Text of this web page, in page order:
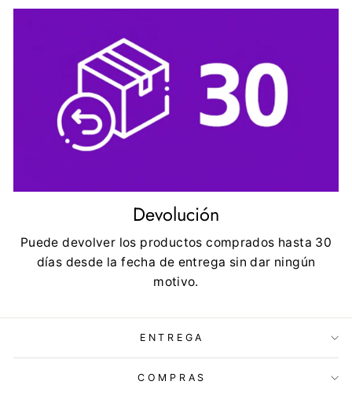
Devolución
Puede devolver los productos comprados hasta 30
días desde la fecha de entrega sin dar ningún
motivo.
ENTREGA
COMPRAS